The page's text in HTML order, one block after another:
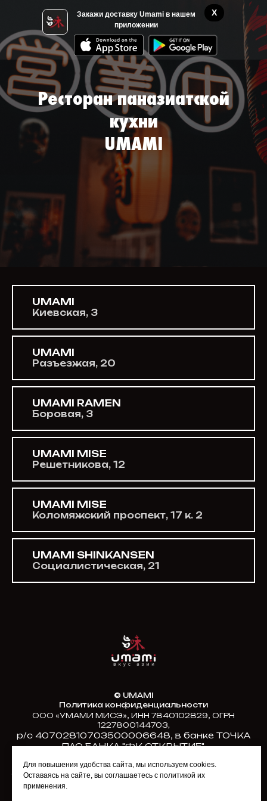
Закажи доставку Umami в нашем
приложении
X
Ресторан паназиатской
кухни
UMAMI
UMAMI
Киевская, 3
UMAMI
Разъезжая, 20
UMAMI RAMEN
Боровая, 3
UMAMI MISE
Решетникова, 12
UMAMI MISE
Коломяжский проспект, 17 к. 2
UMAMI SHINKANSEN
Социалистическая, 21
Для повышения удобства сайта, мы используем cookies.
Оставаясь на сайте, вы соглашаетесь с политикой их
применения.
© UMAMI
Политика конфиденциальности
ООО «УМАМИ МИСЭ», ИНН 7840102829, ОГРН
1227800144703,
р/с 40702810703500006648, в банке ТОЧКА
ПАО БАНКА "ФК ОТКРЫТИЕ",
Юр. адрес:
191119, Санкт-Петербург, улица Константина Заслонова,